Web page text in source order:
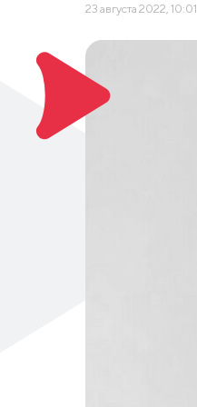
23 августа 2022, 10:01